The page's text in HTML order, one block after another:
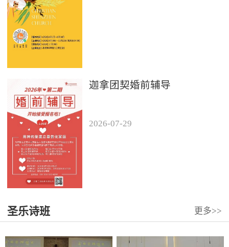
迦拿团契婚前辅导
2026-07-29
圣乐诗班 更多>>